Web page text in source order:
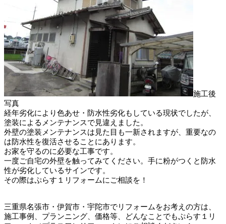
施工後
写真
経年劣化により色あせ・防水性劣化もしている現状でしたが、
塗装によるメンテナンスで見違えました。
外壁の塗装メンテナンスは見た目も一新されますが、重要なの
は防水性を復活させることにあります。
お家を守るのに必要な工事です。
一度ご自宅の外壁を触ってみてください。手に粉がつくと防水
性が劣化しているサインです。
その際はぷらす１リフォームにご相談を！
三重県名張市・伊賀市・宇陀市でリフォームをお考えの方は、
施工事例、プランニング、価格等、どんなことでもぷらす１リ